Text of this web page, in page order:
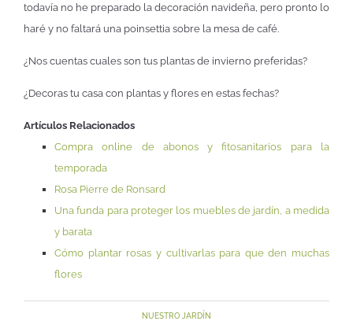
todavía no he preparado la decoración navideña, pero pronto lo
haré y no faltará una poinsettia sobre la mesa de café.
¿Nos cuentas cuales son tus plantas de invierno preferidas?
¿Decoras tu casa con plantas y flores en estas fechas?
Artículos Relacionados
Compra online de abonos y fitosanitarios para la
temporada
Rosa Pierre de Ronsard
Una funda para proteger los muebles de jardín, a medida
y barata
Cómo plantar rosas y cultivarlas para que den muchas
flores
NUESTRO JARDÍN